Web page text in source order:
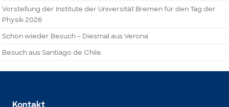
Vorstellung der Institute der Universität Bremen für den Tag der
Physik 2026
Schon wieder Besuch – Diesmal aus Verona
Besuch aus Santiago de Chile
Kontakt